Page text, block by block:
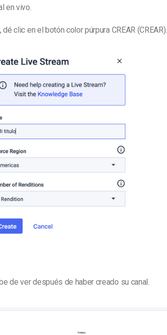
en vivo.
dé clic en el botón color púrpura CREAR (CREAR).
de ver después de haber creado su canal.